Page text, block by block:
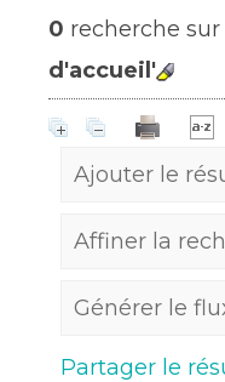
0 recherche
d'accueil'
Ajouter le
Affiner la
Générer le
Partager le